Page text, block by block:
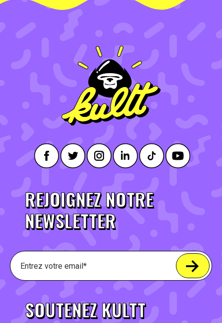
REJOIGNEZ NOTRE
NEWSLETTER
SOUTENEZ KULTT